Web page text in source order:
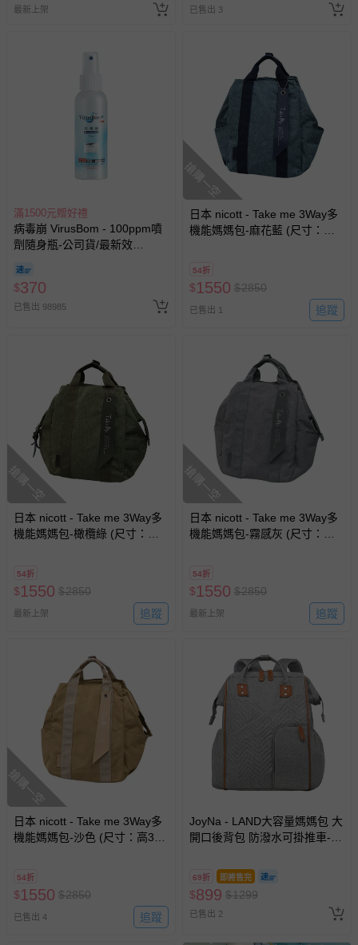
最新上架 已售出 3
滿1500元贈好禮
病毒崩 VirusBom - 100ppm噴
劑隨身瓶-公司貨/最新效
$370
已售出 98985
搶購一空
日本 nicott - Take me 3Way多
機能媽媽包-麻花藍 (尺寸：高
54折
$1550 $2850
已售出 1 追蹤
搶購一空
日本 nicott - Take me 3Way多
機能媽媽包-橄欖綠 (尺寸：高
54折
$1550 $2850
最新上架 追蹤
搶購一空
日本 nicott - Take me 3Way多
機能媽媽包-霧感灰 (尺寸：高
54折
$1550 $2850
最新上架 追蹤
搶購一空
日本 nicott - Take me 3Way多
機能媽媽包-沙色 (尺寸：高37
54折
$1550 $2850
已售出 4 追蹤
JoyNa - LAND大容量媽媽包 大
開口後背包 防潑水可掛推車-灰
69折 即將售完
$899 $1299
已售出 2